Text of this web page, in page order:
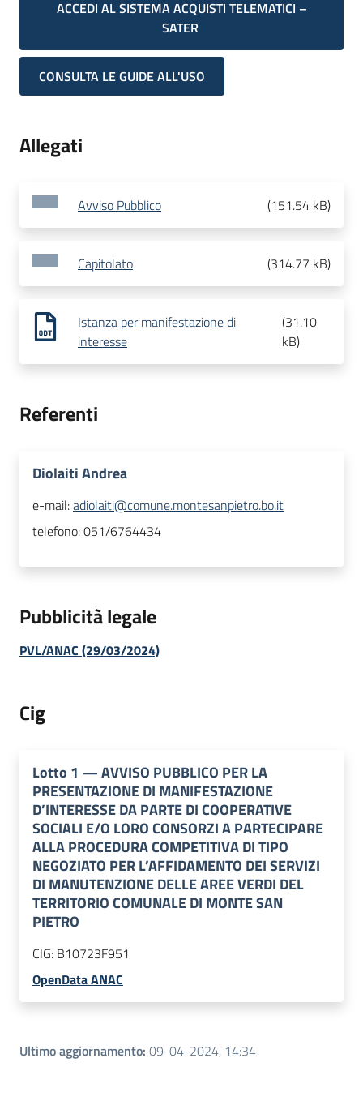
ACCEDI AL SISTEMA ACQUISTI TELEMATICI –
SATER
CONSULTA LE GUIDE ALL'USO
Allegati
Avviso Pubblico (151.54 kB)
Capitolato (314.77 kB)
Istanza per manifestazione di
interesse
(31.10
kB)
Referenti
Diolaiti Andrea
e-mail:adiolaiti@comune.montesanpietro.bo.it
telefono:051/6764434
Pubblicità legale
PVL/ANAC (29/03/2024)
Cig
Lotto 1 —AVVISO PUBBLICO PER LA
PRESENTAZIONE DI MANIFESTAZIONE
D’INTERESSE DA PARTE DI COOPERATIVE
SOCIALI E/O LORO CONSORZI A PARTECIPARE
ALLA PROCEDURA COMPETITIVA DI TIPO
NEGOZIATO PER L’AFFIDAMENTO DEI SERVIZI
DI MANUTENZIONE DELLE AREE VERDI DEL
TERRITORIO COMUNALE DI MONTE SAN
PIETRO
CIG: B10723F951
OpenData ANAC
Ultimo aggiornamento: 09-04-2024, 14:34